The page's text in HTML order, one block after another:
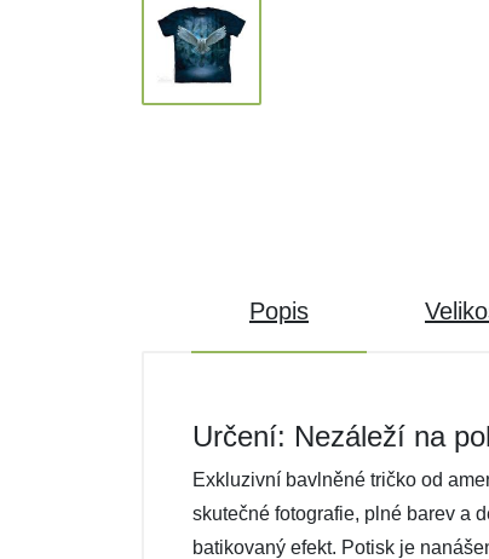
Popis
Určení: Nezáleží na
Exkluzivní bavlněné tričko od
skutečné fotografie, plné barev a
batikovaný efekt. Potisk je